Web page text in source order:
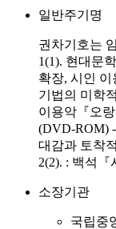
일반주기명
권차기호는
1(1). 현대문
확장, 시인
기법의 미학
이용악『오
(DVD-ROM)
대감과 토착
2(2). : 백석『
소장기관
국립중